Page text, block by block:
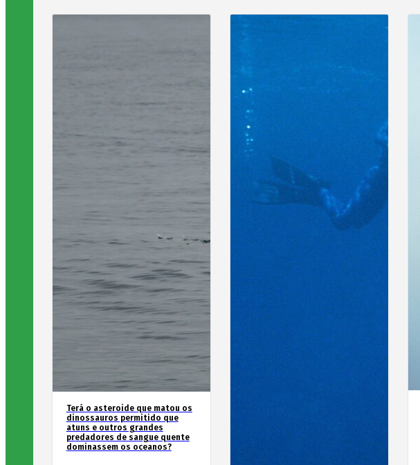
Terá o asteroide que matou os
dinossauros permitido que
atuns e outros grandes
predadores de sangue quente
dominassem os oceanos?